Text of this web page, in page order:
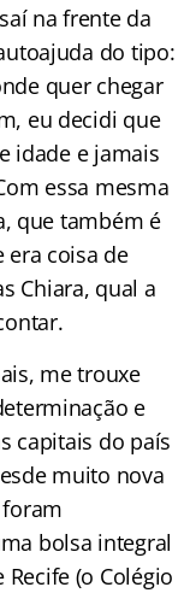
na frente da
do tipo:
quer chegar
eu decidi que
idade e jamais
essa mesma
que também é
coisa de
Chiara, qual a
me trouxe
e
capitais do país
muito nova
bolsa integral
(o Colégio